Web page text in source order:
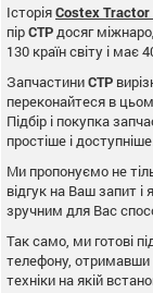
ІсторіяCostex
пірCTP досяг
130 країн світу і має
ЗапчастиниCTP
переконайтеся в
Підбір і покупка
простіше і доступніше.
Ми пропонуємо не
відгук на Ваш запит
зручним для Вас
Так само, ми готові
телефону, отримавши
техніки на якій